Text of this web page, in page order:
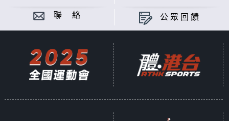
聯 絡 公眾回饋